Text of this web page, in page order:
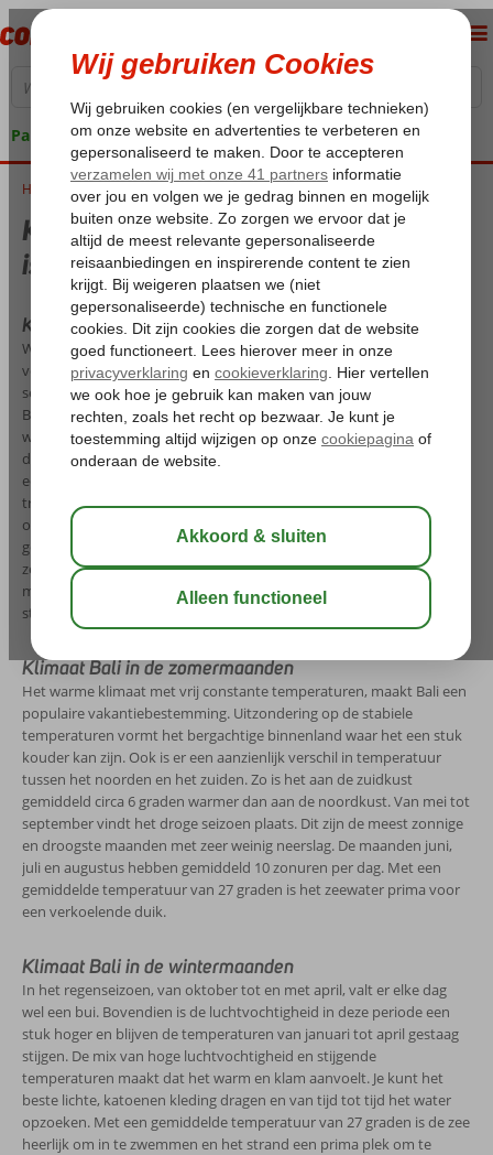
Pakketgarantie
Home Klimaat en temperatuur op Bali - Wat is de beste reistijd?
Klimaat en temperatuur op Bali - Wat
is de beste reistijd?
Klimaat & temperatuur Bali
Wanneer je op vakantie gaat naar Bali, wil je wel graag weten wat
voor weer het is. Het eiland heeft een tropisch klimaat dat twee
seizoenen bevat: een regenseizoen en een droog seizoen. Omdat
Bali dicht bij de evenaar ligt, is het er het gehele jaar door bijna even
warm. Sterker nog, tussen de koudste en warmste maand verschilt
de gemiddelde temperatuur maar zo’n 2 graden. Check hieronder
eenvoudig welke periode het meest geschikt is om naar het
tropische eiland in de Indonesische Archipel af te reizen. In de
onderstaande grafieken zie je in één oogopslag het weer van Bali: de
gemiddelde temperatuur, het aantal zonuren, de gemiddelde
zeetemperatuur en eventuele neerslag. Met deze informatie heb je
meteen een duidelijk beeld wat de beste maanden zijn voor je
strandvakantie op Bali.
Klimaat Bali in de zomermaanden
Het warme klimaat met vrij constante temperaturen, maakt Bali een
populaire vakantiebestemming. Uitzondering op de stabiele
temperaturen vormt het bergachtige binnenland waar het een stuk
kouder kan zijn. Ook is er een aanzienlijk verschil in temperatuur
tussen het noorden en het zuiden. Zo is het aan de zuidkust
gemiddeld circa 6 graden warmer dan aan de noordkust. Van mei tot
september vindt het droge seizoen plaats. Dit zijn de meest zonnige
en droogste maanden met zeer weinig neerslag. De maanden juni,
juli en augustus hebben gemiddeld 10 zonuren per dag. Met een
gemiddelde temperatuur van 27 graden is het zeewater prima voor
een verkoelende duik.
Klimaat Bali in de wintermaanden
In het regenseizoen, van oktober tot en met april, valt er elke dag
wel een bui. Bovendien is de luchtvochtigheid in deze periode een
stuk hoger en blijven de temperaturen van januari tot april gestaag
stijgen. De mix van hoge luchtvochtigheid en stijgende
temperaturen maakt dat het warm en klam aanvoelt. Je kunt het
beste lichte, katoenen kleding dragen en van tijd tot tijd het water
opzoeken. Met een gemiddelde temperatuur van 27 graden is de zee
heerlijk om in te zwemmen en het strand een prima plek om te